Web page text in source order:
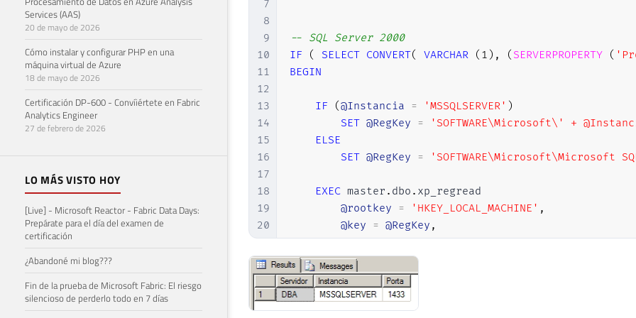
Services (AAS)
20 de mayo de 2026
Cómo instalar y configurar PHP en una
máquina virtual de Azure
18 de mayo de 2026
Certificación DP-600 - Convíiértete en Fabric
Analytics Engineer
27 de febrero de 2026
LO MÁS VISTO HOY
[Live] - Microsoft Reactor - Fabric Data Days:
Prepárate para el día del examen de
certificación
¿Abandoné mi blog???
Fin de la prueba de Microsoft Fabric: El riesgo
silencioso de perderlo todo en 7 días
7
8
9
10
11
12
13
14
15
16
17
18
19
20
21
22
23
24
25
-- SQL Server 2000
IF
( SELECT CONVERT( VARCHAR ( 1 ) , ( SERVERPROPERTY (
BEGIN
IF (@Instancia = 'MSSQLSERVER' )
SET @RegKey = 'SOFTWARE\Microsoft\' +
ELSE
SET @RegKey = 'SOFTWARE\Microsoft\Microsoft
EXEC master . dbo . xp_regread
@rootkey = 'HKEY_LOCAL_MACHINE' ,
@key = @RegKey ,
@value_name = 'TcpPort',
@value = @Porta
SELECT @@SERVERNAME